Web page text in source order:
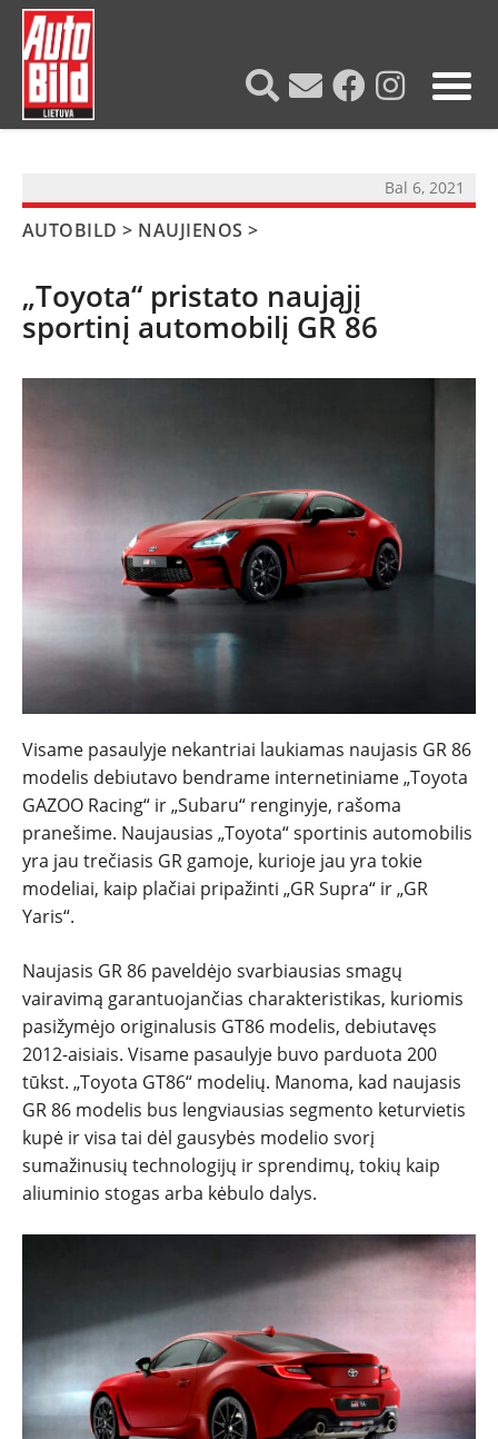
NAUJIENOS
TESTAI
NAUJI
NAUDOTI
SPORTAS
PATARIMAI
ĮVAIRENYBĖS
Bal 6, 2021
AUTOBILD > NAUJIENOS >
„Toyota“ pristato naująjį
sportinį automobilį GR 86
Visame pasaulyje nekantriai laukiamas naujasis GR 86
modelis debiutavo bendrame internetiniame „Toyota
GAZOO Racing“ ir „Subaru“ renginyje, rašoma
pranešime. Naujausias „Toyota“ sportinis automobilis
yra jau trečiasis GR gamoje, kurioje jau yra tokie
modeliai, kaip plačiai pripažinti „GR Supra“ ir „GR
Yaris“.
Naujasis GR 86 paveldėjo svarbiausias smagų
vairavimą garantuojančias charakteristikas, kuriomis
pasižymėjo originalusis GT86 modelis, debiutavęs
2012-aisiais. Visame pasaulyje buvo parduota 200
tūkst. „Toyota GT86“ modelių. Manoma, kad naujasis
GR 86 modelis bus lengviausias segmento keturvietis
kupė ir visa tai dėl gausybės modelio svorį
sumažinusių technologijų ir sprendimų, tokių kaip
aliuminio stogas arba kėbulo dalys.